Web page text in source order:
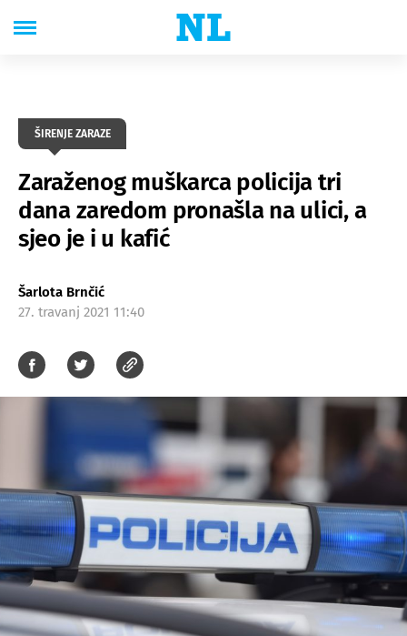
ŠIRENJE ZARAZE
Zaraženog muškarca policija tri
dana zaredom pronašla na ulici, a
sjeo je i u kafić
Šarlota Brnčić
27. travanj 2021 11:40